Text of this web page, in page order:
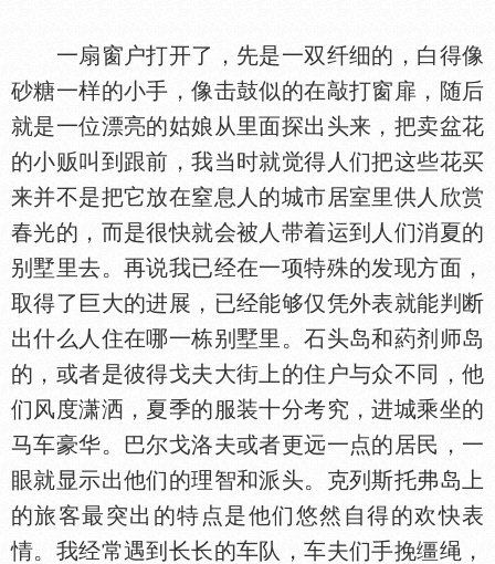
一扇窗户打开了，先是一双纤细的，白得像
砂糖一样的小手，像击鼓似的在敲打窗扉，随后
就是一位漂亮的姑娘从里面探出头来，把卖盆花
的小贩叫到跟前，我当时就觉得人们把这些花买
来并不是把它放在窒息人的城市居室里供人欣赏
春光的，而是很快就会被人带着运到人们消夏的
别墅里去。再说我已经在一项特殊的发现方面，
取得了巨大的进展，已经能够仅凭外表就能判断
出什么人住在哪一栋别墅里。石头岛和葯剂师岛
的，或者是彼得戈夫大街上的住户与众不同，他
们风度潇洒，夏季的服装十分考究，进城乘坐的
马车豪华。巴尔戈洛夫或者更远一点的居民，一
眼就显示出他们的理智和派头。克列斯托弗岛上
的旅客最突出的特点是他们悠然自得的欢快表
情。我经常遇到长长的车队，车夫们手挽缰绳，